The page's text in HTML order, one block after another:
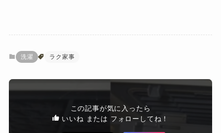
洗濯 ラク家事
この記事が気に入ったら
いいね または フォローしてね！